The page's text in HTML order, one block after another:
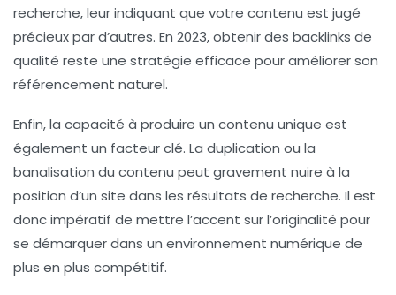
recherche, leur indiquant que votre contenu est jugé
précieux par d’autres. En 2023, obtenir des backlinks de
qualité reste une stratégie efficace pour améliorer son
référencement naturel.
Enfin, la capacité à produire un contenu unique est
également un facteur clé. La duplication ou la
banalisation du contenu peut gravement nuire à la
position d’un site dans les résultats de recherche. Il est
donc impératif de mettre l’accent sur l’originalité pour
se démarquer dans un environnement numérique de
plus en plus compétitif.